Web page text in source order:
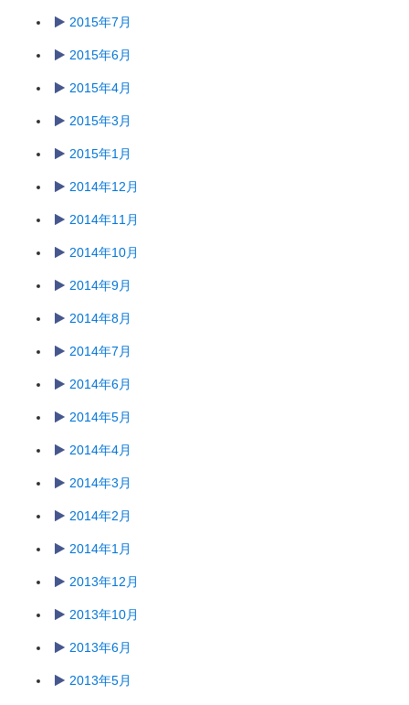
2015年7月
2015年6月
2015年4月
2015年3月
2015年1月
2014年12月
2014年11月
2014年10月
2014年9月
2014年8月
2014年7月
2014年6月
2014年5月
2014年4月
2014年3月
2014年2月
2014年1月
2013年12月
2013年10月
2013年6月
2013年5月